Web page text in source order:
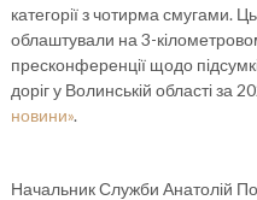
категорії з чотирма смугами.
облаштували на 3-
пресконференції щодо
доріг у Волинській області за
новини».
Начальник Служби Анатолій